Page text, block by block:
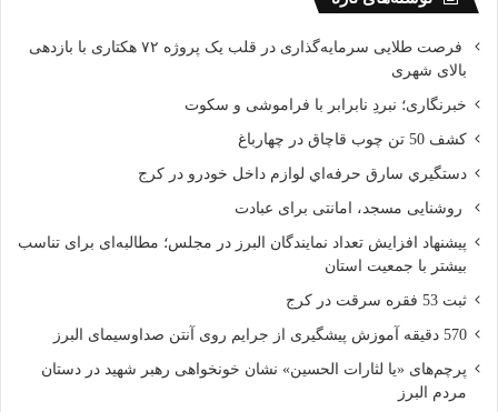
فرصت طلایی سرمایه‌گذاری در قلب یک پروژه ۷۲ هکتاری با بازدهی
بالای شهری
خبرنگاری؛ نبردِ نابرابر با فراموشی و سکوت
کشف 50 تن چوب قاچاق در چهارباغ
دستگيري سارق حرفه‌اي لوازم داخل خودرو در کرج
روشنایی مسجد، امانتی برای عبادت
پیشنهاد افزایش تعداد نمایندگان البرز در مجلس؛ مطالبه‌ای برای تناسب
بیشتر با جمعیت استان
ثبت 53 فقره سرقت در کرج
570 دقیقه آموزش پیشگیری از جرایم روی آنتن صداوسیمای البرز
پرچم‌های «یا لثارات الحسین» نشان خونخواهی رهبر شهید در دستان
مردم البرز